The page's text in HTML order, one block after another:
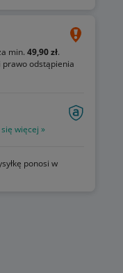
min. 49,90 zł.
prawo odstąpienia
więcej »
ponosi w